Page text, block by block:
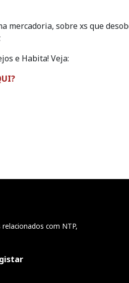
mercadoria, sobre xs que
e Habita! Veja:
com NTP,